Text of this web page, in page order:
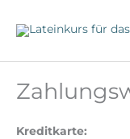
Inhalt
Kreditkarte: